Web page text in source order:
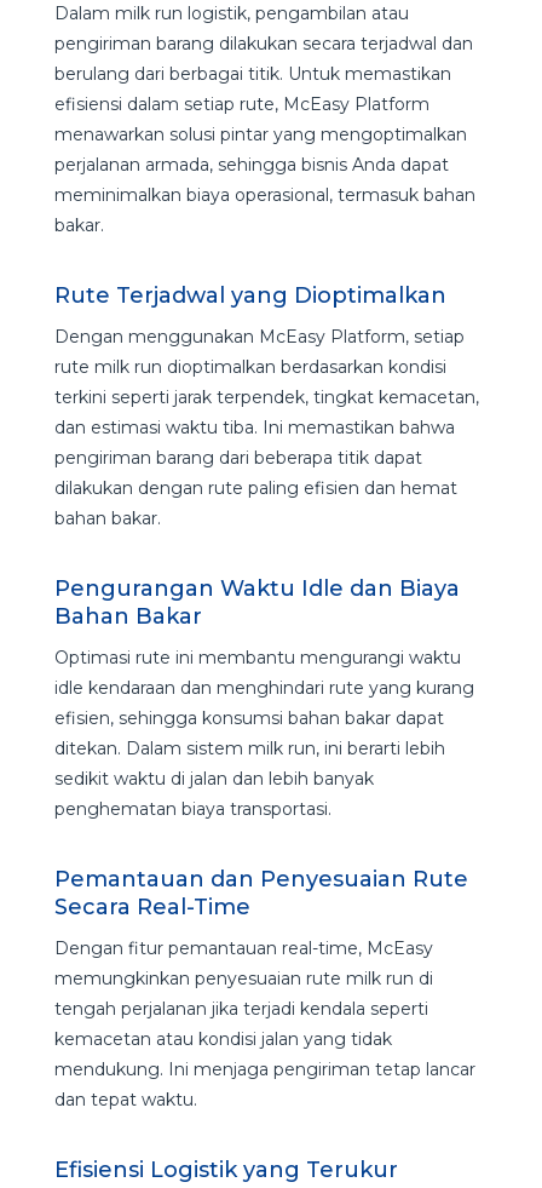
Dalam milk run logistik, pengambilan atau
pengiriman barang dilakukan secara terjadwal dan
berulang dari berbagai titik. Untuk memastikan
efisiensi dalam setiap rute, McEasy Platform
menawarkan solusi pintar yang mengoptimalkan
perjalanan armada, sehingga bisnis Anda dapat
meminimalkan biaya operasional, termasuk bahan
bakar.
Rute Terjadwal yang Dioptimalkan
Dengan menggunakan McEasy Platform, setiap
rute milk run dioptimalkan berdasarkan kondisi
terkini seperti jarak terpendek, tingkat kemacetan,
dan estimasi waktu tiba. Ini memastikan bahwa
pengiriman barang dari beberapa titik dapat
dilakukan dengan rute paling efisien dan hemat
bahan bakar.
Pengurangan Waktu Idle dan Biaya
Bahan Bakar
Optimasi rute ini membantu mengurangi waktu
idle kendaraan dan menghindari rute yang kurang
efisien, sehingga konsumsi bahan bakar dapat
ditekan. Dalam sistem milk run, ini berarti lebih
sedikit waktu di jalan dan lebih banyak
penghematan biaya transportasi.
Pemantauan dan Penyesuaian Rute
Secara Real-Time
Dengan fitur pemantauan real-time, McEasy
memungkinkan penyesuaian rute milk run di
tengah perjalanan jika terjadi kendala seperti
kemacetan atau kondisi jalan yang tidak
mendukung. Ini menjaga pengiriman tetap lancar
dan tepat waktu.
Efisiensi Logistik yang Terukur